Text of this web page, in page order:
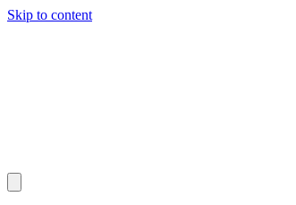
Skip to content